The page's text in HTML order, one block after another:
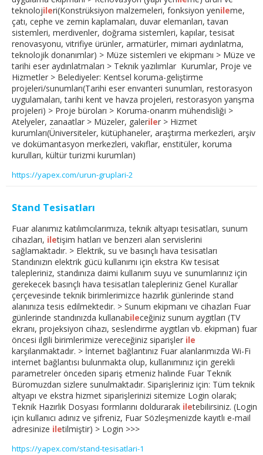
teknolojileri(Konstrüksiyon malzemeleri, fonksiyon yenileme,
çatı, cephe ve zemin kaplamaları, duvar elemanları, tavan
sistemleri, merdivenler, doğrama sistemleri, kapılar, tesisat
renovasyonu, vitrifiye ürünler, armatürler, mimari aydınlatma,
teknolojik donanımlar) > Müze sistemleri ve ekipmanı > Müze ve
tarihi eser aydınlatmaları > Teknik yazılımlar Kurumlar, Proje ve
Hizmetler > Belediyeler: Kentsel koruma-geliştirme
projeleri/sunumları(Tarihi eser envanteri sunumları, restorasyon
uygulamaları, tarihi kent ve havza projeleri, restorasyon yarışma
projeleri) > Proje büroları > Koruma-onarım mühendisliği >
Atelyeler, zanaatlar > Müzeler, galeriler > Hizmet
kurumları(Üniversiteler, kütüphaneler, araştırma merkezleri, arşiv
ve dokümantasyon merkezleri, vakıflar, enstitüler, koruma
kurulları, kültür turizmi kurumları)
https://yapex.com/urun-gruplari-2
Stand Tesisatları
Fuar alanımız katılımcılarımıza, teknik altyapı tesisatları, sunum
cihazları, iletişim hatları ve benzeri alan servislerini
sağlamaktadır. > Elektrik, su ve basınçlı hava tesisatları
Standınızın elektrik gücü kullanımı için ekstra Kw tesisat
talepleriniz, standınıza daimi kullanım suyu ve sunumlarınız için
gerekecek basınçlı hava tesisatları talepleriniz Genel Kurallar
çerçevesinde teknik birimlerimizce hazırlık günlerinde stand
alanınıza tesis edilmektedir. > Sunum ekipmanı ve cihazları Fuar
günlerinde standınızda kullanabileceğiniz sunum aygıtları (TV
ekranı, projeksiyon cihazı, seslendirme aygıtları vb. ekipman) fuar
öncesi ilgili birimlerimize vereceğiniz siparişler ile
karşılanmaktadır. > İnternet bağlantınız Fuar alanlarımızda Wi-Fi
internet bağlantısı bulunmakta olup, kullanımınız için gerekli
parametreler önceden sipariş etmeniz halinde Fuar Teknik
Büromuzdan sizlere sunulmaktadır. Siparişleriniz için: Tüm teknik
altyapı ve ekstra hizmet siparişlerinizi sitemize Login olarak;
Teknik Hazırlık Dosyası formlarını doldurarak iletebilirsiniz. (Login
için kullanıcı adınız ve şifreniz, Fuar Sözleşmenizde kayıtlı e-mail
adresinize iletilmiştir) > Login >>>
https://yapex.com/stand-tesisatlari-1